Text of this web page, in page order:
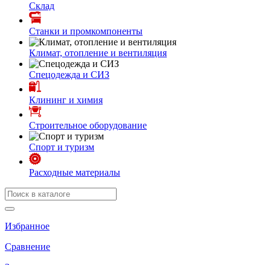
Склад
Станки и промкомпоненты
Климат, отопление и вентиляция
Спецодежда и СИЗ
Клининг и химия
Строительное оборудование
Спорт и туризм
Расходные материалы
Избранное
Сравнение